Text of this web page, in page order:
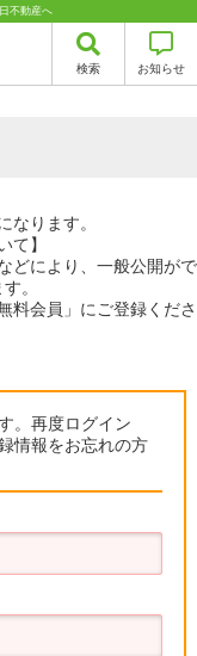
不動産へ
検索 お知らせ
なります。
て】
どにより、一般公開がで
。
料会員」にご登録くださ
。再度ログイン
情報をお忘れの方